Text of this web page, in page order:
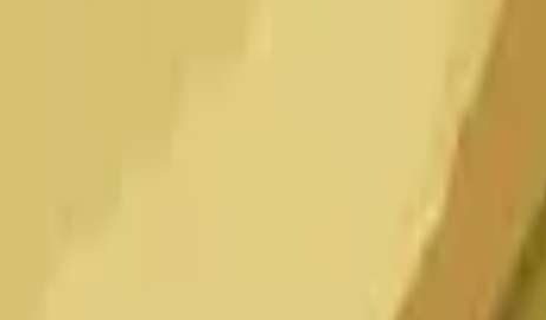
der Dogecoin/USDT 1-Stunden-Kerze ab 9:00PM
ist Binance (DOGE/USDT). Sie können die
Prognosen & Quoten